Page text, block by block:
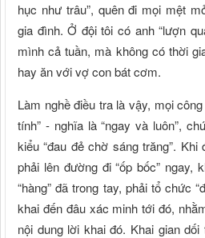
hục như trâu”, quên đi mọi mệt
gia đình. Ở đội tôi có anh “lượn
mình cả tuần, mà không có thời
hay ăn với vợ con bát cơm.
Làm nghề điều tra là vậy, mọi
tính” - nghĩa là “ngay và luôn”,
kiểu “đau đẻ chờ sáng trăng”.
phải lên đường đi “ốp bốc” ngay,
“hàng” đã trong tay, phải tổ chức
khai đến đâu xác minh tới đó,
nội dung lời khai đó. Khai gian